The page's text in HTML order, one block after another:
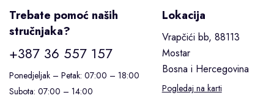
Trebate pomoć naših
stručnjaka?
+387 36 557 157
Ponedjeljak – Petak: 07:00 – 18:00
Subota: 07:00 – 14:00
Lokacija
Vrapčići bb, 88113
Mostar
Bosna i Hercegovina
Pogledaj na karti